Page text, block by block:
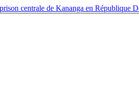
centrale de Kananga en République